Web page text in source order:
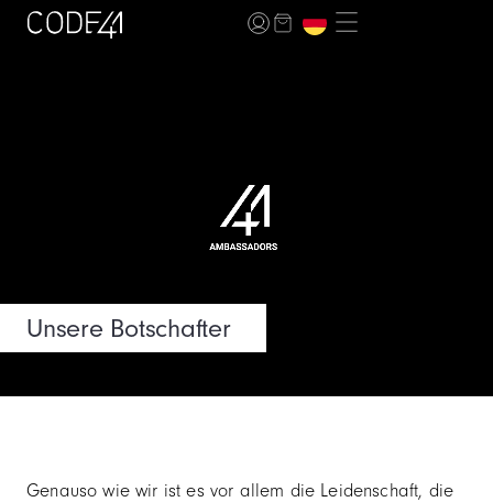
Unsere Botschafter
Genauso wie wir ist es vor allem die Leidenschaft, die